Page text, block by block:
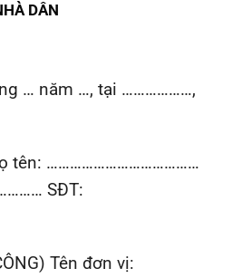
DÂN
… năm …, tại ………………,
tên: …………………………………
SĐT:
Tên đơn vị: